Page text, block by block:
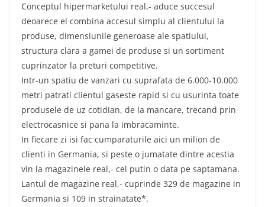
Conceptul hipermarketului real,- aduce succesul
deoarece el combina accesul simplu al clientului la
produse, dimensiunile generoase ale spatiului,
structura clara a gamei de produse si un sortiment
cuprinzator la preturi competitive.
Intr-un spatiu de vanzari cu suprafata de 6.000-10.000
metri patrati clientul gaseste rapid si cu usurinta toate
produsele de uz cotidian, de la mancare, trecand prin
electrocasnice si pana la imbracaminte.
In fiecare zi isi fac cumparaturile aici un milion de
clienti in Germania, si peste o jumatate dintre acestia
vin la magazinele real,- cel putin o data pe saptamana.
Lantul de magazine real,- cuprinde 329 de magazine in
Germania si 109 in strainatate*.